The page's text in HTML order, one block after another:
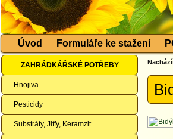
Úvod Formuláře ke stažení
ZAHRÁDKÁŘSKÉ POTŘEBY
Hnojiva
Pesticidy
Substráty, Jiffy, Keramzit